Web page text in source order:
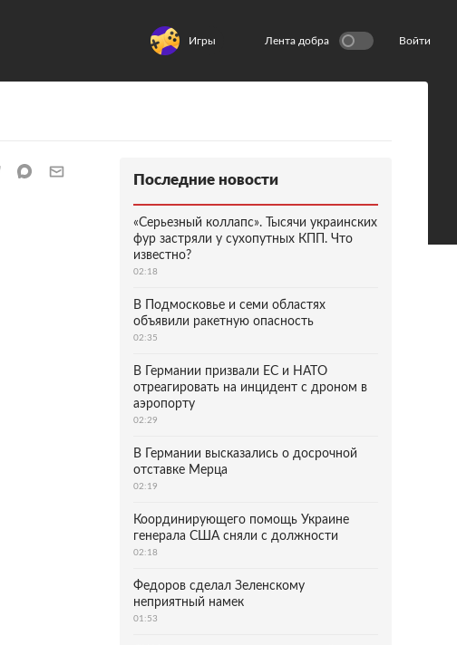
Игры Лента добра Войти
Последние новости
«Серьезный коллапс». Тысячи украинских
фур застряли у сухопутных КПП. Что
известно?
02:18
В Подмосковье и семи областях
объявили ракетную опасность
02:35
В Германии призвали ЕС и НАТО
отреагировать на инцидент с дроном в
аэропорту
02:29
В Германии высказались о досрочной
отставке Мерца
02:19
Координирующего помощь Украине
генерала США сняли с должности
02:18
Федоров сделал Зеленскому
неприятный намек
01:53